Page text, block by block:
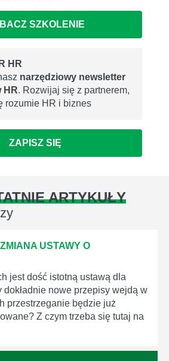
SZKOLENIE
HR
narzędziowy newsletter
HR. Rozwijaj się z partnerem,
rozumie HR i biznes
ZAPISZ SIĘ
ARTYKUŁY
USTAWY O
jest dość istotną ustawą dla
dokładnie nowe przepisy wejdą w
przestrzeganie będzie już
Z czym trzeba się tutaj na